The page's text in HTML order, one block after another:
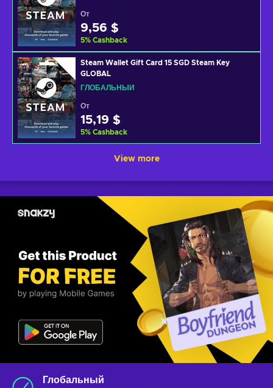
От
9,56 $
5% Cashback
Steam Wallet Gift Card 15 SGD Steam Key
GLOBAL
ГЛОБАЛЬНЫЙ
От
15,19 $
5% Cashback
View more
Глобальный